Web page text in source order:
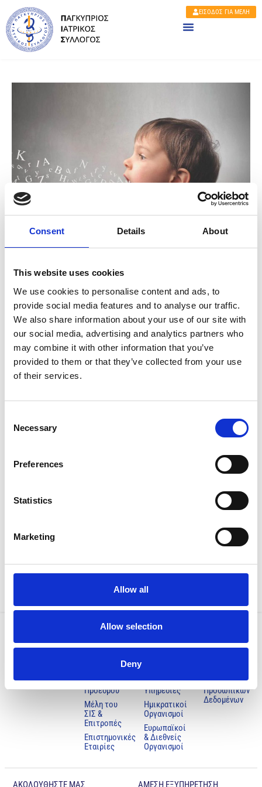
Consent Details About
This website uses cookies
We use cookies to personalise content and ads, to
provide social media features and to analyse our traffic.
We also share information about your use of our site with
our social media, advertising and analytics partners who
may combine it with other information that you’ve
provided to them or that they’ve collected from your use
of their services.
Selection
Necessary
Preferences
Statistics
Marketing
Allow all
Allow selection
Deny
ΕΙΣΟΔΟΣ ΓΙΑ ΜΕΛΗ
ΠΡΟΣΚΛΗΣΗ ΣΕ ΔΙΑΔΙΚΤΥΑΚΗ ΔΙΑΛΕΞΗ: ΕΞΕΛΙΚΤΙΚΟΣ ΚΑΙ ΕΠΙΜΟΝΟΣ ΤΡΑΥΛΙΣΜΟΣ;
ΠΡΟΣΚΛΗΣΗ ΣΕ ΔΙΑΔΙΚΤΥΑΚΗ ΔΙΑΛΕΞΗ: ΕΞΕΛΙΚΤΙΚΟΣ
ΚΑΙ ΕΠΙΜΟΝΟΣ ΤΡΑΥΛΙΣΜΟΣ; TΙ ΠΡΕΠΕΙ ΝΑ ΓΝΩΡΙΖΩ;
16 Νοεμβρίου, 2021 Ανακοινώσεις
Share:
Διεθνούς Ημέρας Διαφώτισης για θέματα Ροής της Ομιλίας και
απαυθύνεται σε γονείς, παιδιάτρους, άλλους επαγγελματίες
ΠΡΟΣΚΛΗΣΗ_-_ΠΛΗΡΟΦΟΡΙΕΣ.pdf
Next
Ο ΣΥΛΛΟΓΟΣ
Χαιρετισμός
Προέδρου
Μέλη του
ΣΙΣ &
Επιτροπές
Επιστημονικές
Εταιρίες
ΧΡΗΣΙΜΑ
Ανεξάρτητες
Υπηρεσίες
Ημικρατικοί
Οργανισμοί
Ευρωπαϊκοί
& Διεθνείς
Οργανισμοί
NOMIKA
Προστασίας
Προσωπικών
Δεδομένων
ΑΚΟΛΟΥΘΗΣΤΕ ΜΑΣ ΑΜΕΣΗ ΕΞΥΠΗΡΕΤΗΣΗ